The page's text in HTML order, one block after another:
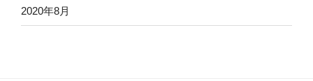
2020年8月